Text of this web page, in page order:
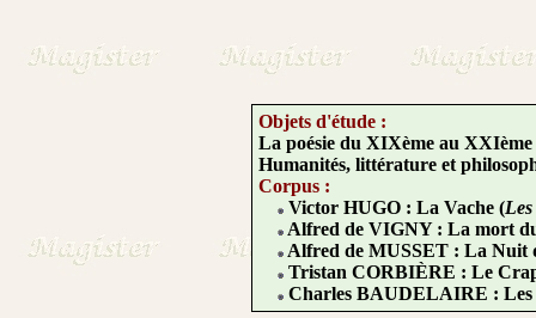
Objets d'étude :
La poésie du XIXème au XXIème
Humanités, littérature et
Corpus :
Victor HUGO : La Vache (
Alfred de VIGNY : La mort
Alfred de MUSSET : La Nuit
Tristan CORBIÈRE : Le
Charles BAUDELAIRE : Les